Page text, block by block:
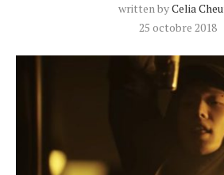
written byCelia
25 octobre 2018